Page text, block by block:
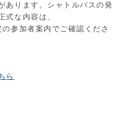
あります。シャトルバスの発
式な内容は、
参加者案内でご確認くださ
ら